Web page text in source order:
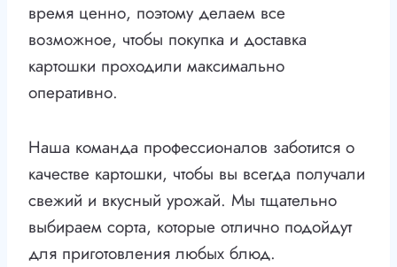
время ценно, поэтому делаем все
возможное, чтобы покупка и доставка
картошки проходили максимально
оперативно.
Наша команда профессионалов заботится о
качестве картошки, чтобы вы всегда получали
свежий и вкусный урожай. Мы тщательно
выбираем сорта, которые отлично подойдут
для приготовления любых блюд.